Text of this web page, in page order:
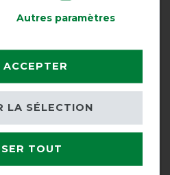
mouches HKM avec
couvre-cou amovible
avant 46,95 €
Autres paramètres
TOUT
LA SÉLECTION